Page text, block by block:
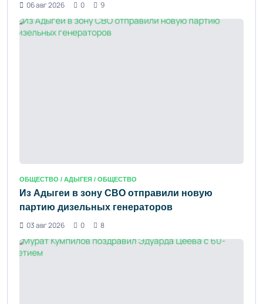
06 авг 2026
0 9
ОБЩЕСТВО / АДЫГЕЯ / ОБЩЕСТВО
Из Адыгеи в зону СВО отправили новую
партию дизельных генераторов
03 авг 2026
0 8